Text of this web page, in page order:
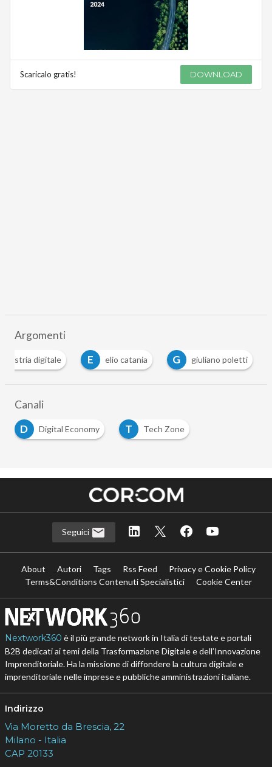
Scaricalo gratis! DOWNLOAD
Argomenti
digitale E elio catania G giuliano poletti
Canali
D
Digital Economy T Tech Zone
Seguici
About Autori Tags Rss Feed
Privacy e Cookie Policy
Terms&Conditions Contenuti Specialistici
Cookie Center
Nextwork360 è il più grande network in Italia di testate e portali
B2B dedicati ai temi della Trasformazione Digitale e dell’Innovazione
Imprenditoriale. Ha la missione di diffondere la cultura digitale e
imprenditoriale nelle imprese e pubbliche amministrazioni italiane.
Indirizzo
Via Moretto da Brescia, 22
Milano - Italia
CAP 20133